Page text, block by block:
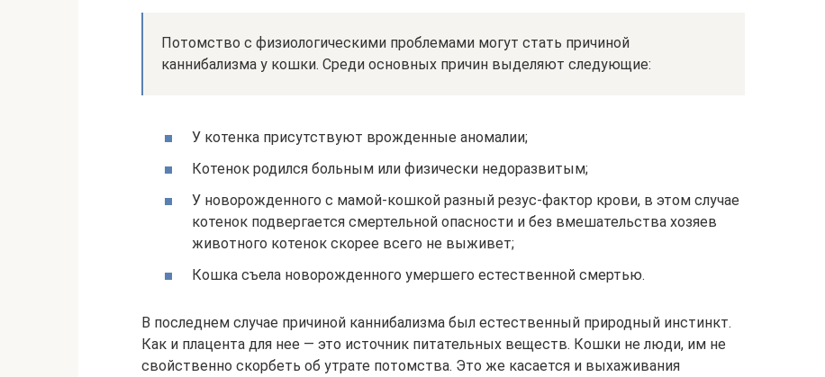
Потомство с физиологическими проблемами могут стать причиной
каннибализма у кошки. Среди основных причин выделяют следующие:
У котенка присутствуют врожденные аномалии;
Котенок родился больным или физически недоразвитым;
У новорожденного с мамой-кошкой разный резус-фактор крови, в этом случае
котенок подвергается смертельной опасности и без вмешательства хозяев
животного котенок скорее всего не выживет;
Кошка съела новорожденного умершего естественной смертью.
В последнем случае причиной каннибализма был естественный природный инстинкт.
Как и плацента для нее — это источник питательных веществ. Кошки не люди, им не
свойственно скорбеть об утрате потомства. Это же касается и выхаживания